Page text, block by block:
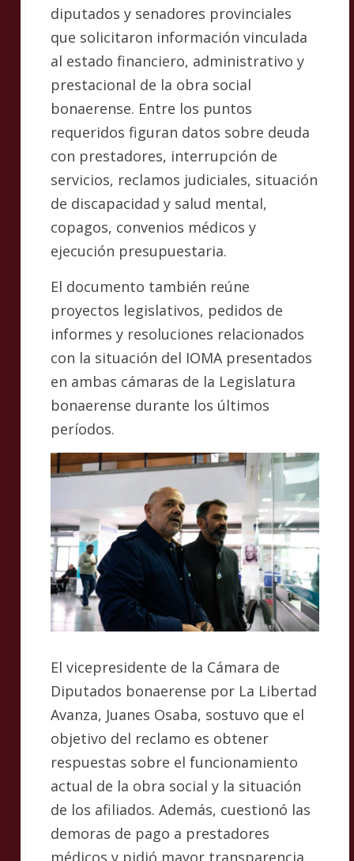
diputados y senadores provinciales
que solicitaron información vinculada
al estado financiero, administrativo y
prestacional de la obra social
bonaerense. Entre los puntos
requeridos figuran datos sobre deuda
con prestadores, interrupción de
servicios, reclamos judiciales, situación
de discapacidad y salud mental,
copagos, convenios médicos y
ejecución presupuestaria.
El documento también reúne
proyectos legislativos, pedidos de
informes y resoluciones relacionados
con la situación del IOMA presentados
en ambas cámaras de la Legislatura
bonaerense durante los últimos
períodos.
El vicepresidente de la Cámara de
Diputados bonaerense por La Libertad
Avanza, Juanes Osaba, sostuvo que el
objetivo del reclamo es obtener
respuestas sobre el funcionamiento
actual de la obra social y la situación
de los afiliados. Además, cuestionó las
demoras de pago a prestadores